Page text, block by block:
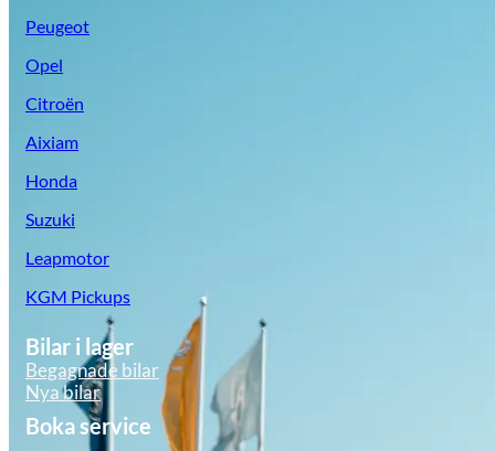
Peugeot
Opel
Citroën
Aixiam
Honda
Suzuki
Leapmotor
KGM Pickups
Bilar i lager
Begagnade bilar
Nya bilar
Boka service